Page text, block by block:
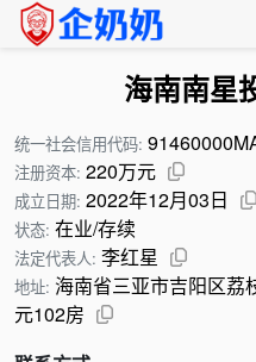
海南南星
统一社会信用代码:
注册资本: 220万元
成立日期: 2022年12月03日
状态: 在业/存续
法定代表人: 李红星
地址: 海南省三亚市吉阳区荔
元102房